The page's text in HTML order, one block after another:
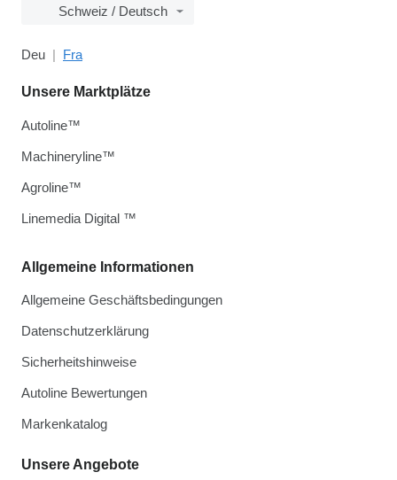
Schweiz / Deutsch
Deu Fra
Allgemeine Informationen
Allgemeine Geschäftsbedingungen
Datenschutzerklärung
Sicherheitshinweise
Autoline Bewertungen
Markenkatalog
Unsere Angebote
Unsere Marktplätze
Autoline™
Machineryline™
Agroline™
Linemedia Digital ™